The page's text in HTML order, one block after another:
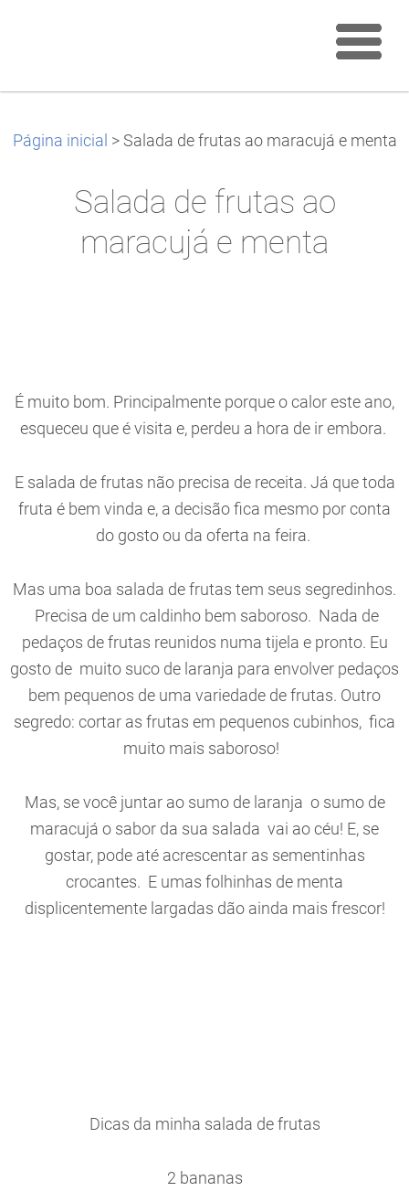
Página inicial > Salada de frutas ao maracujá e menta
Salada de frutas ao
maracujá e menta
É muito bom. Principalmente porque o calor este ano,
esqueceu que é visita e, perdeu a hora de ir embora.
E salada de frutas não precisa de receita. Já que toda
fruta é bem vinda e, a decisão fica mesmo por conta
do gosto ou da oferta na feira.
Mas uma boa salada de frutas tem seus segredinhos.
Precisa de um caldinho bem saboroso. Nada de
pedaços de frutas reunidos numa tijela e pronto. Eu
gosto de muito suco de laranja para envolver pedaços
bem pequenos de uma variedade de frutas. Outro
segredo: cortar as frutas em pequenos cubinhos, fica
muito mais saboroso!
Mas, se você juntar ao sumo de laranja o sumo de
maracujá o sabor da sua salada vai ao céu! E, se
gostar, pode até acrescentar as sementinhas
crocantes. E umas folhinhas de menta
displicentemente largadas dão ainda mais frescor!
Dicas da minha salada de frutas
2 bananas